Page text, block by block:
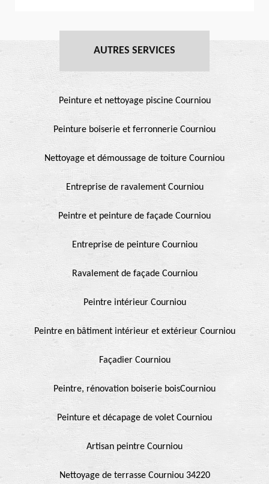
AUTRES SERVICES
Peinture et nettoyage piscine Courniou
Peinture boiserie et ferronnerie Courniou
Nettoyage et démoussage de toiture Courniou
Entreprise de ravalement Courniou
Peintre et peinture de façade Courniou
Entreprise de peinture Courniou
Ravalement de façade Courniou
Peintre intérieur Courniou
Peintre en bâtiment intérieur et extérieur Courniou
Façadier Courniou
Peintre, rénovation boiserie boisCourniou
Peinture et décapage de volet Courniou
Artisan peintre Courniou
Nettoyage de terrasse Courniou 34220